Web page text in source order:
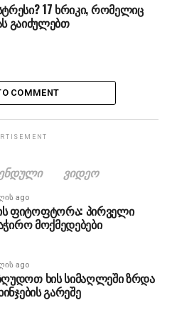
17 ხრიკი, რომელიც
გაიძულებთ
COMMENT
ᲕᲘᲓᲔᲝ
ago
ფიტოფტორა: პირველი
მოქმედებები
ago
ხის სიმაღლეში ზრდა
გარეშე